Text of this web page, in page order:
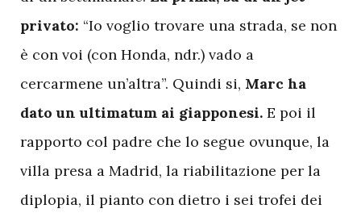
privato: “Io voglio trovare una strada, se non
è con voi (con Honda, ndr.) vado a
cercarmene un’altra”. Quindi si, Marc ha
dato un ultimatum ai giapponesi. E poi il
rapporto col padre che lo segue ovunque, la
villa presa a Madrid, la riabilitazione per la
diplopia, il pianto con dietro i sei trofei dei